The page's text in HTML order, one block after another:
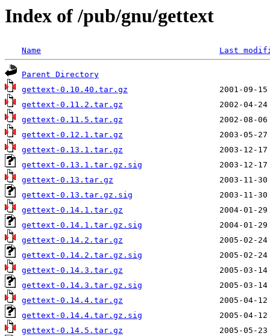
Index of /pub/gnu/gettext
Name Last
Parent Directory
gettext-0.10.40.tar.gz
gettext-0.11.2.tar.gz
gettext-0.11.5.tar.gz
gettext-0.12.1.tar.gz
gettext-0.13.1.tar.gz
gettext-0.13.1.tar.gz.sig
gettext-0.13.tar.gz
gettext-0.13.tar.gz.sig
gettext-0.14.1.tar.gz
gettext-0.14.1.tar.gz.sig
gettext-0.14.2.tar.gz
gettext-0.14.2.tar.gz.sig
gettext-0.14.3.tar.gz
gettext-0.14.3.tar.gz.sig
gettext-0.14.4.tar.gz
gettext-0.14.4.tar.gz.sig
gettext-0.14.5.tar.gz